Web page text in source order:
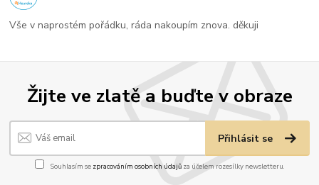
Žijte ve zlatě a buďte v obraze
Přihlásit se
Souhlasím se zpracováním osobních údajůza účelem rozesílky newsletteru.
Vše v naprostém pořádku, ráda nakoupím znova. děkuji